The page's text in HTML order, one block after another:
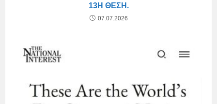
13Η ΘΈΣΗ.
07.07.2026